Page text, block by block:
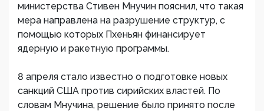
министерства Стивен Мнучин пояснил, что такая
мера направлена на разрушение структур, с
помощью которых Пхеньян финансирует
ядерную и ракетную программы.
8 апреля стало известно о подготовке новых
санкций США против сирийских властей. По
словам Мнучина, решение было принято после